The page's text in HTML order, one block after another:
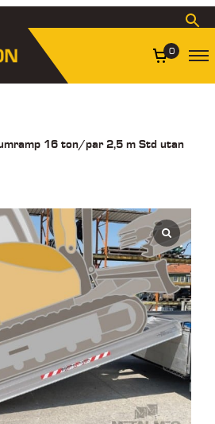
0
16 ton/par 2,5 m Std utan